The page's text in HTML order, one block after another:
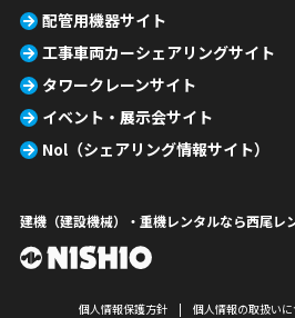
配管用機器サイト
工事車両カーシェアリングサイト
タワークレーンサイト
イベント・展示会サイト
Nol（シェアリング情報サイト）
建機（建設機械）・重機レンタルなら西尾レ
個人情報保護方針 個人情報の取扱いに